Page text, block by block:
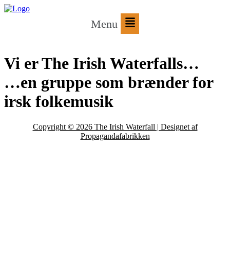
Menu
Vi er The Irish Waterfalls…
…en gruppe som brænder for
irsk folkemusik
Copyright © 2026 The Irish Waterfall | Designet af
Propagandafabrikken